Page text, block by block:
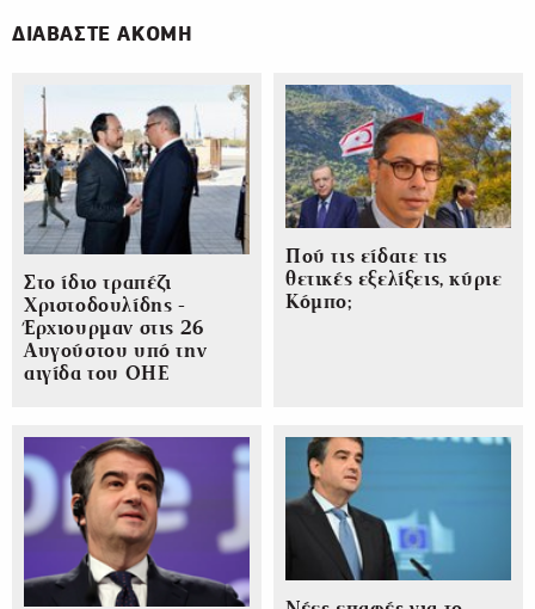
ΔΙΑΒΑΣΤΕ ΑΚΟΜΗ
Στο ίδιο τραπέζι
Χριστοδουλίδης -
Έρχιουρμαν στις 26
Αυγούστου υπό την
αιγίδα του ΟΗΕ
Πού τις είδατε τις
θετικές εξελίξεις, κύριε
Κόμπο;